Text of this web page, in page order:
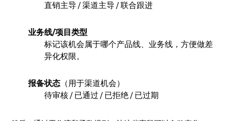
直销主导 / 渠道主导 / 联合跟进
业务线/项目类型
标记该机会属于哪个产品线、业务线，方便做差
异化权限。
报备状态 （用于渠道机会）
待审核 / 已通过 / 已拒绝 / 已过期